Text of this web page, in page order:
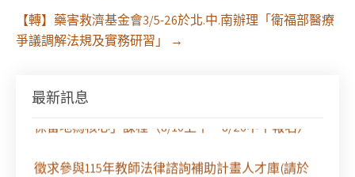
【轉】藥害救濟基金會3/5-26於北.中.南辦理「衛福部醫療
爭議調解法規及實務研習」
→
最新訊息
務發展－以自然資源使用權、諮商同意權及原住民
保留地為核心」課程（8/10上午－8/26中午報名）
徵求參與115年教師法律諮詢補助計畫人才庫(請於